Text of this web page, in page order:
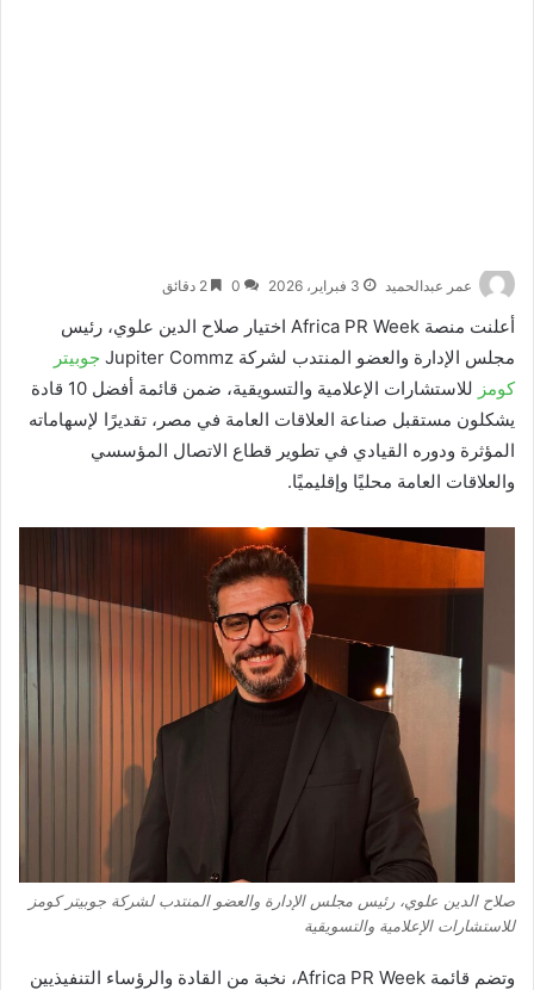
عمر عبدالحميد 3 فبراير، 2026 0
أعلنت منصة Africa PR Week اختيار صلاح الدين علوي، رئيس
مجلس الإدارة والعضو المنتدب لشركة Jupiter Commz
جوبيتر
كومز
للاستشارات الإعلامية والتسويقية، ضمن قائمة أفضل 10 قادة
يشكلون مستقبل صناعة العلاقات العامة في مصر، تقديرًا لإسهاماته
المؤثرة ودوره القيادي في تطوير قطاع الاتصال المؤسسي
والعلاقات العامة محليًا وإقليميًا.
صلاح الدين علوي، رئيس مجلس الإدارة والعضو المنتدب لشركة جوبيتر كومز
للاستشارات الإعلامية والتسويقية
وتضم قائمة Africa PR Week، نخبة من القادة والرؤساء التنفيذيين